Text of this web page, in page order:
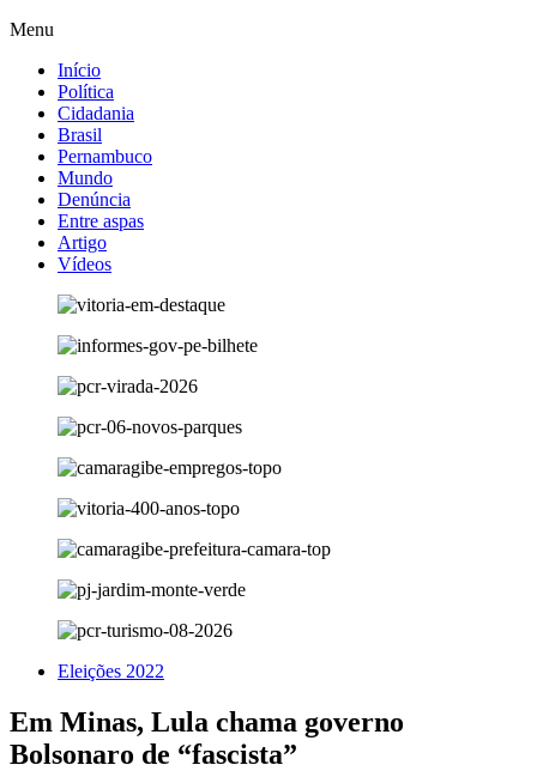
Menu
Início
Política
Cidadania
Brasil
Pernambuco
Mundo
Denúncia
Entre aspas
Artigo
Vídeos
Eleições 2022
Em Minas, Lula chama governo
Bolsonaro de “fascista”